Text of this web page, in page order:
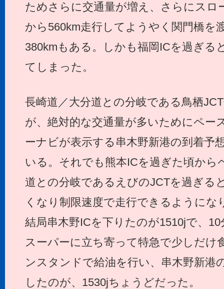
ためさらに交通量が増え、さらにスロ
から560km走行してようやく関門橋を
380kmもある。しかも福岡ICを過ぎる
てしまった。
長崎道／大分道との分岐である鳥栖
が、絶対的な交通量が多いためにペー
ーナビが表示する串木野新港の到着予
いる。それでも熊本ICを過ぎた頃から
道との分岐であるえびのJCTを過ぎる
くなり制限速度で走行できるようにな
結局串木野ICを下りたのが1510jで、
スーパーに立ち寄って特急で少しだけ
ンスタンドで給油を行い、串木野新港
したのが、1530jちょうどだった。